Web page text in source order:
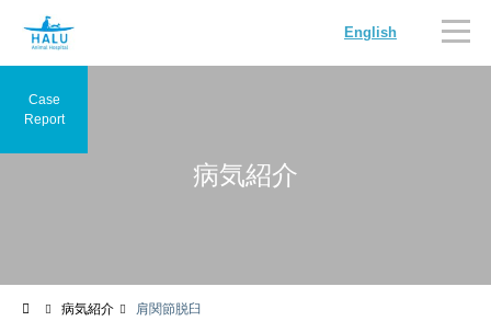
English
病気紹介
Case
Report
病気紹介 肩関節脱臼